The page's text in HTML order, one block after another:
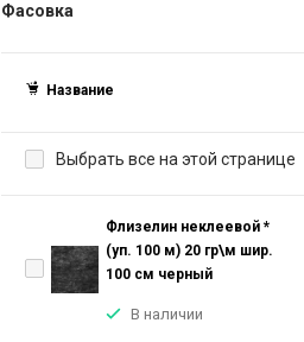
Фасовка
Название
Выбрать все на этой странице
Флизелин неклеевой *
(уп. 100 м) 20 гр\м шир.
100 см черный
В наличии